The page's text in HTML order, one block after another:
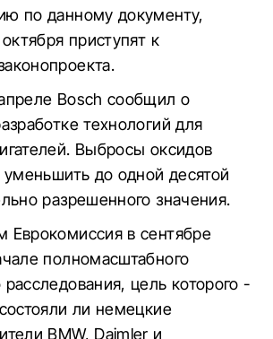
по данному документу,
приступят к
Bosch сообщил о
технологий для
Выбросы оксидов
уменьшить до одной десятой
разрешенного значения.
Еврокомиссия в сентябре
полномасштабного
цель которого -
ли немецкие
BMW, Daimler и